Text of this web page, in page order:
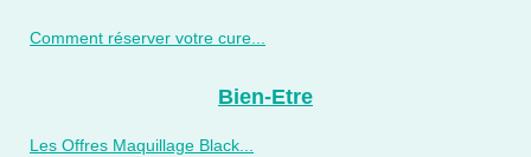
Comment réserver votre cure...
Bien-Etre
Les Offres Maquillage Black...